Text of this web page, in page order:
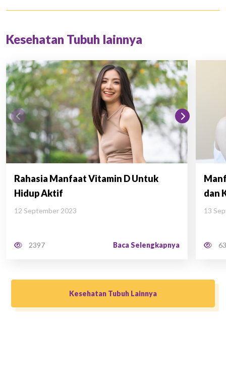
Kesehatan Tubuh lainnya
Rahasia Manfaat Vitamin D Untuk
Hidup Aktif
12 September 2023
2397 Baca Selengkapnya
dan
13
Kesehatan Tubuh Lainnya